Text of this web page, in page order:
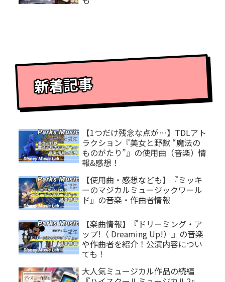
新着記事
【1つだけ残念な点が…】TDLアト
ラクション『美女と野獣 “魔法の
ものがたり”』の使用曲（音楽）情
報&感想！
【使用曲・感想なども】『ミッキ
ーのマジカルミュージックワール
ド』の音楽・作曲者情報
【楽曲情報】『ドリーミング・ア
ップ!（ Dreaming Up!）』の音楽
や作曲者を紹介！公演内容につい
ても！
大人気ミュージカル作品の続編